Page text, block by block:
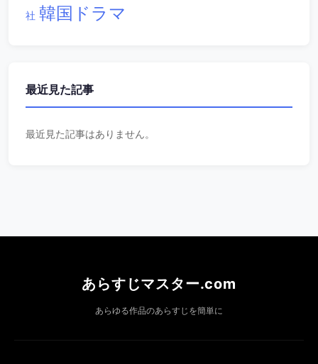
社 韓国ドラマ
最近見た記事
最近見た記事はありません。
あらすじマスター.com
あらゆる作品のあらすじを簡単に